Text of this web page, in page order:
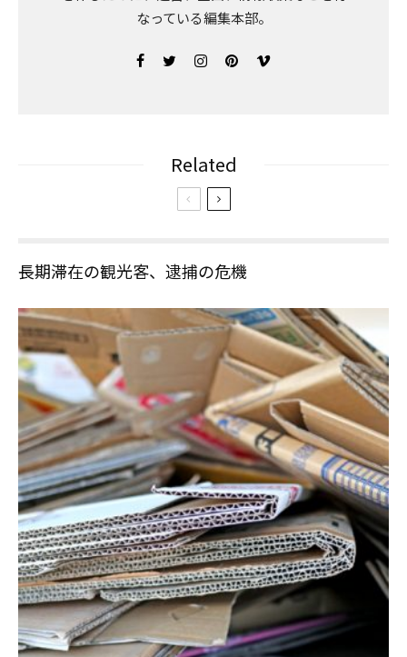
なっている編集本部。
Related
長期滞在の観光客、逮捕の危機